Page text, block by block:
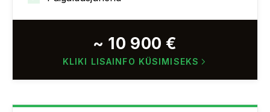
~ 10 900 €
KLIKI LISAINFO KÜSIMISEKS